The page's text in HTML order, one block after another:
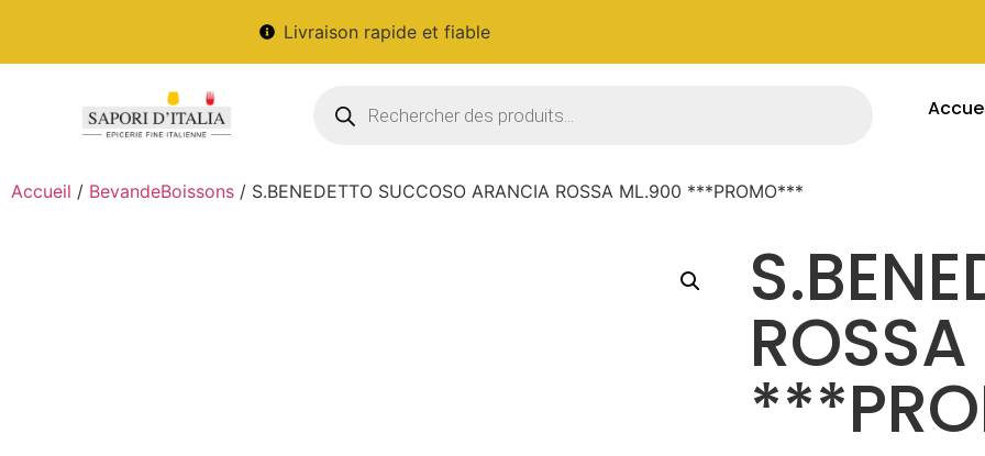
Livraison rapide et fiable
Accueil / BevandeBoissons / S.BENEDETTO SUCCOSO ARANCIA ROSSA ML.900 ***PROMO***